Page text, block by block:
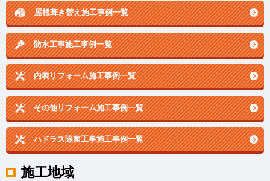
屋根葺き替え施工事例一覧
防水工事施工事例一覧
内装リフォーム施工事例一覧
その他リフォーム施工事例一覧
ハドラス除菌工事施工事例一覧
施工地域